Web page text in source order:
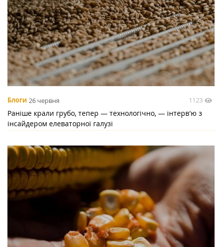
Блоги 26 червня 1123
Раніше крали грубо, тепер — технологічно, — інтерв'ю з
інсайдером елеваторної галузі